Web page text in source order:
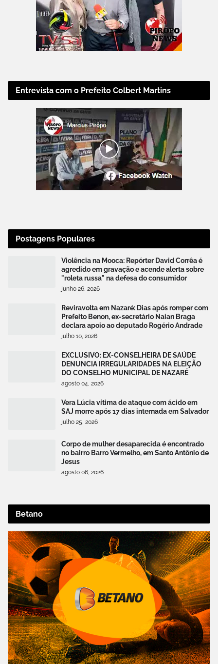
Entrevista com o Prefeito Colbert Martins
Postagens Populares
Violência na Mooca: Repórter David Corrêa é
agredido em gravação e acende alerta sobre
"roleta russa" na defesa do consumidor
junho 26, 2026
Reviravolta em Nazaré: Dias após romper com
Prefeito Benon, ex-secretário Naian Braga
declara apoio ao deputado Rogério Andrade
julho 10, 2026
EXCLUSIVO: EX-CONSELHEIRA DE SAÚDE
DENUNCIA IRREGULARIDADES NA ELEIÇÃO
DO CONSELHO MUNICIPAL DE NAZARÉ
agosto 04, 2026
Vera Lúcia vítima de ataque com ácido em
SAJ morre após 17 dias internada em Salvador
julho 25, 2026
Corpo de mulher desaparecida é encontrado
no bairro Barro Vermelho, em Santo Antônio de
Jesus
agosto 06, 2026
Betano